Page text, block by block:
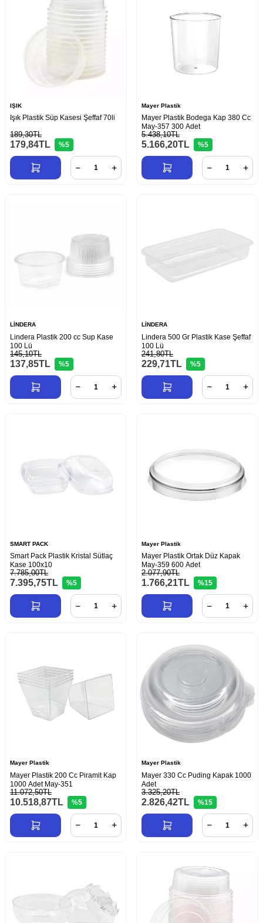
IŞIK
Işık Plastik Süp Kasesi Şeffaf 70li
189,30TL
179,84TL %5
Mayer Plastik
Mayer Plastik Bodega Kap 380 Cc
May-357 300 Adet
5.438,10TL
5.166,20TL %5
LİNDERA
Lindera Plastik 200 cc Sup Kase
100 Lü
145,10TL
137,85TL %5
LİNDERA
Lindera 500 Gr Plastik Kase Şeffaf
100 Lü
241,80TL
229,71TL %5
SMART PACK
Smart Pack Plastik Kristal Sütlaç
Kase 100x10
7.785,00TL
7.395,75TL %5
Mayer Plastik
Mayer Plastik Ortak Düz Kapak
May-359 600 Adet
2.077,90TL
1.766,21TL %15
Mayer Plastik
Mayer Plastik 200 Cc Piramit Kap
1000 Adet May-351
11.072,50TL
10.518,87TL %5
Mayer Plastik
Mayer 330 Cc Puding Kapak 1000
Adet
3.325,20TL
2.826,42TL %15